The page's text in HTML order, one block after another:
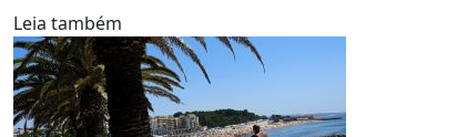
Leia também